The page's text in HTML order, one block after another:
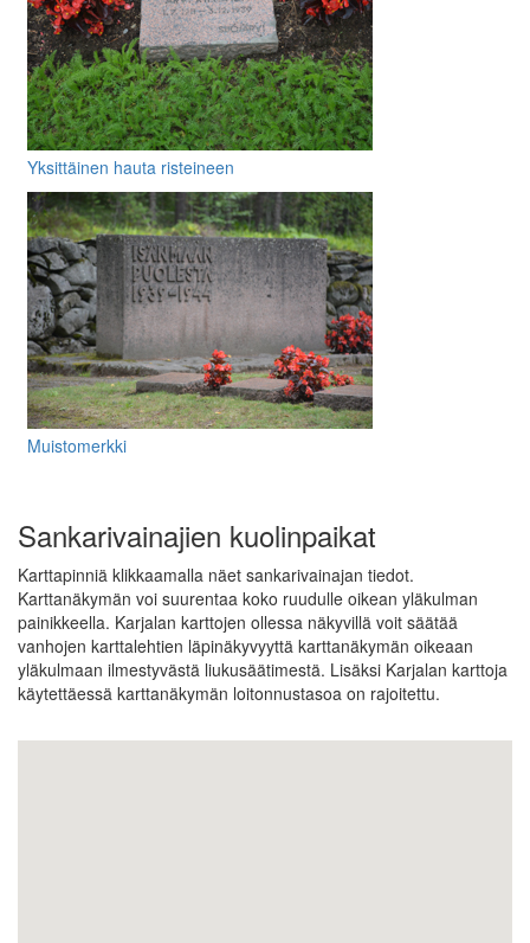
Yksittäinen hauta risteineen
muistolaattoineen
Muistomerkki
Sankarivainajien kuolinpaikat
Karttapinniä klikkaamalla näet sankarivainajan tiedot.
Karttanäkymän voi suurentaa koko ruudulle oikean yläkulman
painikkeella. Karjalan karttojen ollessa näkyvillä voit säätää
vanhojen karttalehtien läpinäkyvyyttä karttanäkymän oikeaan
yläkulmaan ilmestyvästä liukusäätimestä. Lisäksi Karjalan karttoja
käytettäessä karttanäkymän loitonnustasoa on rajoitettu.